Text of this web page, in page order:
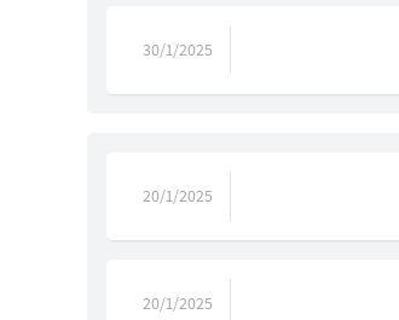
30/1/2025
20/1/2025
20/1/2025